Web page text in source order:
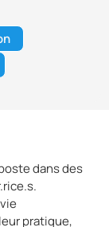
dans des
pratique,